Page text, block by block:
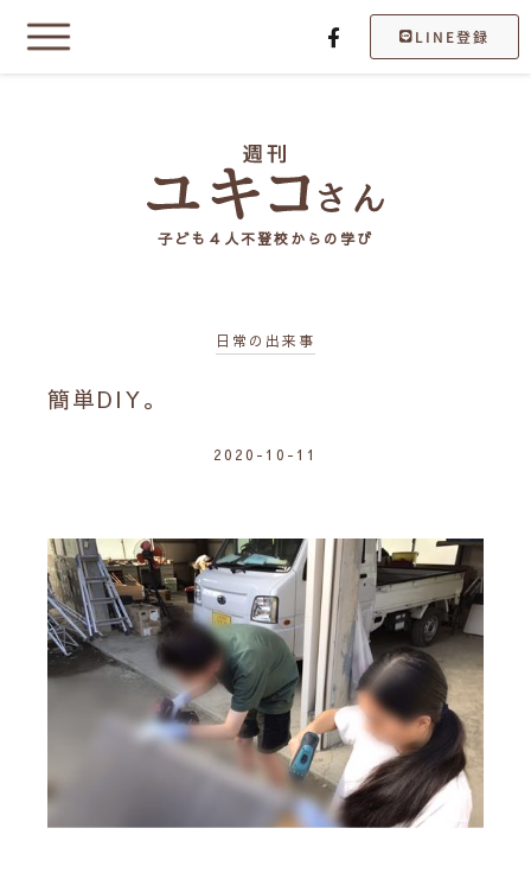
LINE登録
子ども４人不登校からの学び
日常の出来事
簡単DIY。
2020-10-11